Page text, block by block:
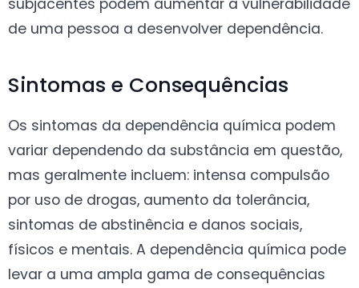
subjacentes podem aumentar a vulnerabilidade
de uma pessoa a desenvolver dependência.
Sintomas e Consequências
Os sintomas da dependência química podem
variar dependendo da substância em questão,
mas geralmente incluem: intensa compulsão
por uso de drogas, aumento da tolerância,
sintomas de abstinência e danos sociais,
físicos e mentais. A dependência química pode
levar a uma ampla gama de consequências